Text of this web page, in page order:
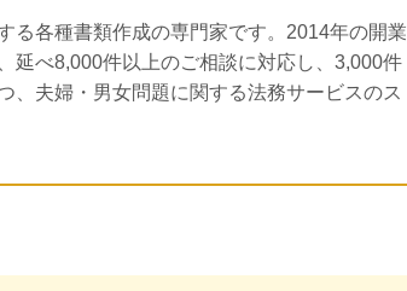
る各種書類作成の専門家です。2014年の開業
延べ8,000件以上のご相談に対応し、3,000件
、夫婦・男女問題に関する法務サービスのス